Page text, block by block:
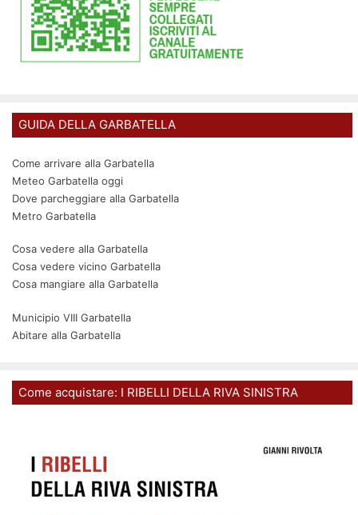
GUIDA DELLA GARBATELLA
Come arrivare alla Garbatella
Meteo Garbatella oggi
Dove parcheggiare alla Garbatella
Metro Garbatella
Cosa vedere alla Garbatella
Cosa vedere vicino Garbatella
Cosa mangiare alla Garbatella
Municipio VIII Garbatella
Abitare alla Garbatella
Come acquistare: I RIBELLI DELLA RIVA SINISTRA